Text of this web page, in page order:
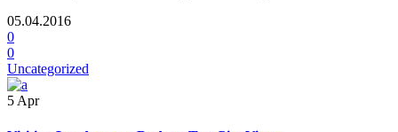
05.04.2016
0
0
Uncategorized
5 Apr